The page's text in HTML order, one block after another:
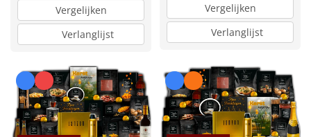
Vergelijken
Verlanglijst
Vergelijken
Verlanglijst